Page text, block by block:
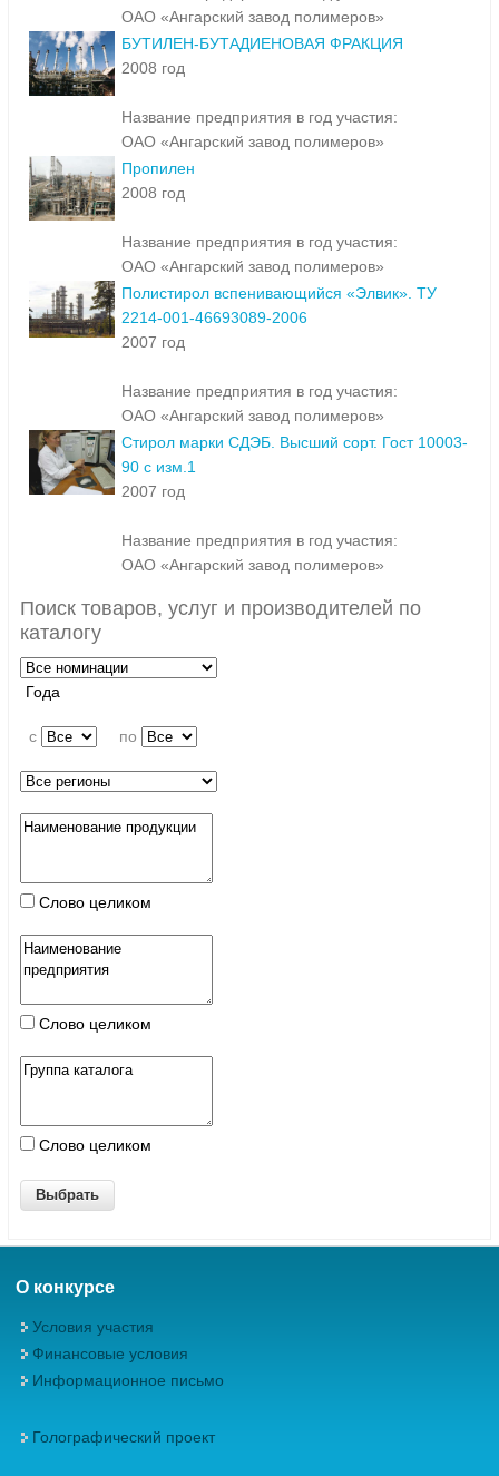
ОАО «Ангарский завод полимеров»
БУТИЛЕН-БУТАДИЕНОВАЯ ФРАКЦИЯ
2008 год
Название предприятия в год участия:
ОАО «Ангарский завод полимеров»
Пропилен
2008 год
Название предприятия в год участия:
ОАО «Ангарский завод полимеров»
Полистирол вспенивающийся «Элвик». ТУ
2214-001-46693089-2006
2007 год
Название предприятия в год участия:
ОАО «Ангарский завод полимеров»
Стирол марки СДЭБ. Высший сорт. Гост 10003-
90 с изм.1
2007 год
Название предприятия в год участия:
ОАО «Ангарский завод полимеров»
Поиск товаров, услуг и производителей по
каталогу
Года
c по
Слово целиком
Слово целиком
Слово целиком
О конкурсе
Условия участия
Финансовые условия
Информационное письмо
Голографический проект